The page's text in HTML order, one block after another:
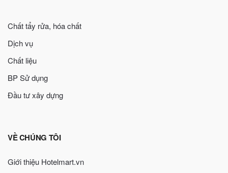
Chất tẩy rửa, hóa chất
Dịch vụ
Chất liệu
BP Sử dụng
Đầu tư xây dựng
VỀ CHÚNG TÔI
Giới thiệu Hotelmart.vn